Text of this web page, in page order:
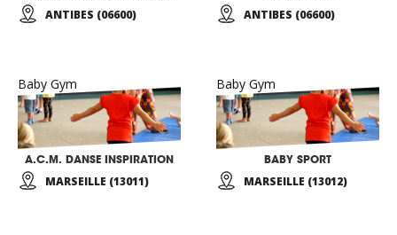
ANTIBES (06600) ANTIBES (06600)
Baby Gym
A.C.M. DANSE INSPIRATION
MARSEILLE (13011)
Baby Gym
BABY SPORT
MARSEILLE (13012)